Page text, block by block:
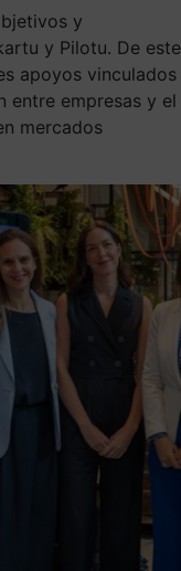
y
y Pilotu. De este
apoyos vinculados
entre empresas y el
mercados